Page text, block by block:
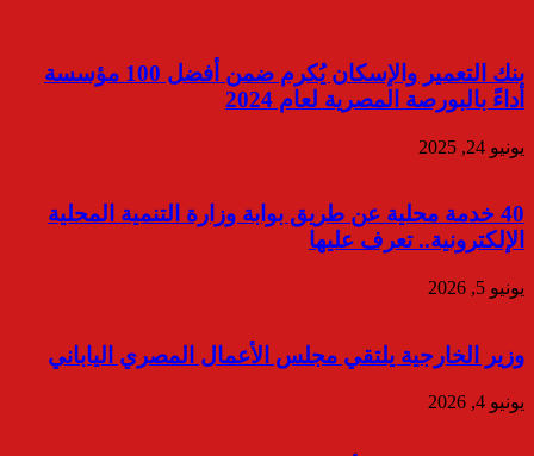
بنك التعمير والإسكان يُكرم ضمن أفضل 100 مؤسسة
أداءً بالبورصة المصرية لعام 2024
يونيو 24, 2025
40 خدمة محلية عن طريق بوابة وزارة التنمية المحلية
الإلكترونية.. تعرف عليها
يونيو 5, 2026
وزير الخارجية يلتقي مجلس الأعمال المصري الياباني
يونيو 4, 2026